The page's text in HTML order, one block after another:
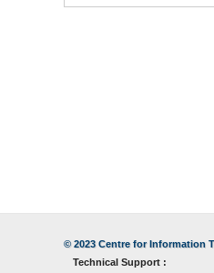
© 2023 Centre for Information
Technical Support :